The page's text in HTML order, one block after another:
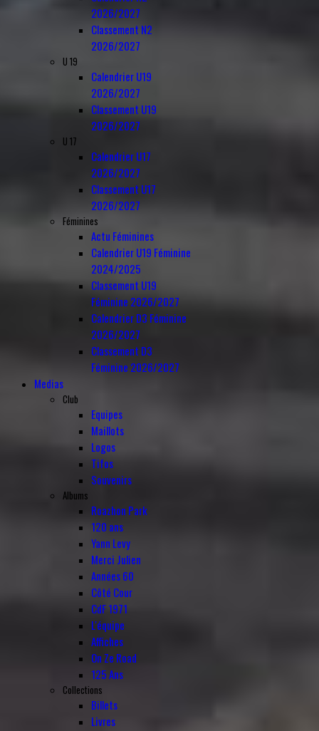
2026/2027
Classement N2
2026/2027
U 19
Calendrier U19
2026/2027
Classement U19
2026/2027
U 17
Calendrier U17
2026/2027
Classement U17
2026/2027
Féminines
Actu Féminines
Calendrier U19 Féminine
2024/2025
Classement U19
Féminine 2026/2027
Calendrier D3 Féminine
2026/2027
Classement D3
Féminine 2026/2027
Medias
Club
Equipes
Maillots
Logos
Tifos
Souvenirs
Albums
Roazhon Park
120 ans
Yann Levy
Merci Julien
Années 60
Côté Cour
CdF 1971
L'équipe
Affiches
On Ze Road
125 Ans
Collections
Billets
Livres